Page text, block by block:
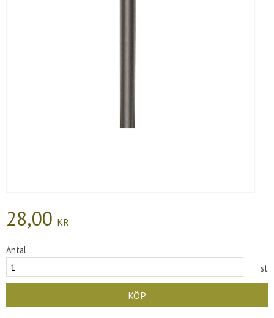
28,00 KR
Antal
st
KÖP